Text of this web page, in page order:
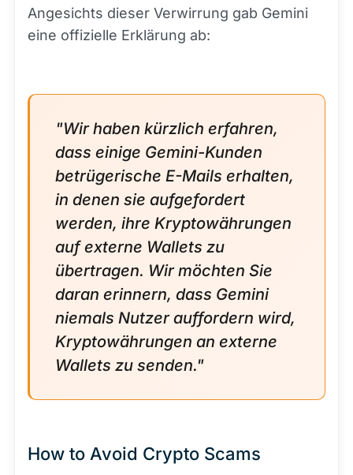
Angesichts dieser Verwirrung gab Gemini
eine offizielle Erklärung ab:
"Wir haben kürzlich erfahren,
dass einige Gemini-Kunden
betrügerische E-Mails erhalten,
in denen sie aufgefordert
werden, ihre Kryptowährungen
auf externe Wallets zu
übertragen. Wir möchten Sie
daran erinnern, dass Gemini
niemals Nutzer auffordern wird,
Kryptowährungen an externe
Wallets zu senden."
How to Avoid Crypto Scams